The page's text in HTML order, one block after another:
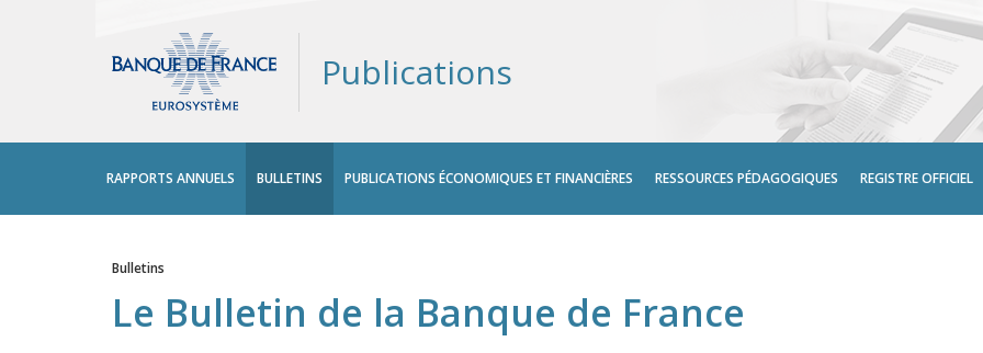
Publications
principal
RAPPORTS ANNUELS BULLETINS PUBLICATIONS ÉCONOMIQUES ET FINANCIÈRES RESSOURCES PÉDAGOGIQUES REGISTRE OFFICIEL
Vous êtes ici
Bulletins
Le Bulletin de la Banque de France